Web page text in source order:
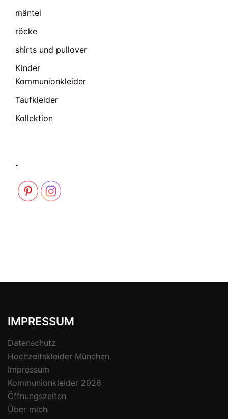
mäntel
röcke
shirts und pullover
Kinder
Kommunionkleider
Taufkleider
Kollektion
.
IMPRESSUM
Datenschutz
Hochzeitskleider München
Impressum
Kommunionkleider 2026
Öffnungszeiten
Über mich